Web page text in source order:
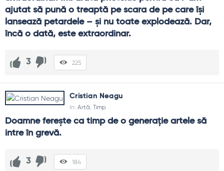
Merită pauzele scurte?
Da, sunt întreținere, nu lene. Pauzele previn deciziile proaste
și cresc creativitatea. Fără ele, „economisești” minute și
Cum gestionez distragerile digitale?
Definește ferestre fără ecrane, mută aplicațiile tentante,
folosește moduri focus. Când atenția se întoarce,
productivitatea reală urcă.
Timpul cu cei dragi e „productiv”?
E investiție. Relațiile sunt infrastructură emoțională; fără ele,
performanța devine fragilă. Programează întâlniri ca pe
Cum păstrez amintirile?
ajutat să pună o treaptă pe scara de pe care îşi
lansează petardele – şi nu toate explodează. Dar,
încă o dată, este extraordinar.
3 225
Cristian Neagu
In: Artă, Timp
Doamne ferește ca timp de o generație artele să
intre în grevă.
3 184